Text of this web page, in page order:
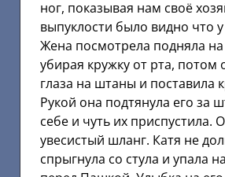
ног, показывая нам своё
выпуклости было видно что
Жена посмотрела подняла на
убирая кружку от рта, потом
глаза на штаны и поставила
Рукой она подтянула его за
себе и чуть их приспустила.
увесистый шланг. Катя не
спрыгнула со стула и упала